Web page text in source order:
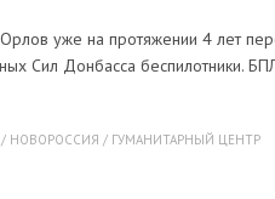
уже на протяжении 4 лет
Сил Донбасса беспилотники.
/ НОВОРОССИЯ / ГУМАНИТАРНЫЙ ЦЕНТР